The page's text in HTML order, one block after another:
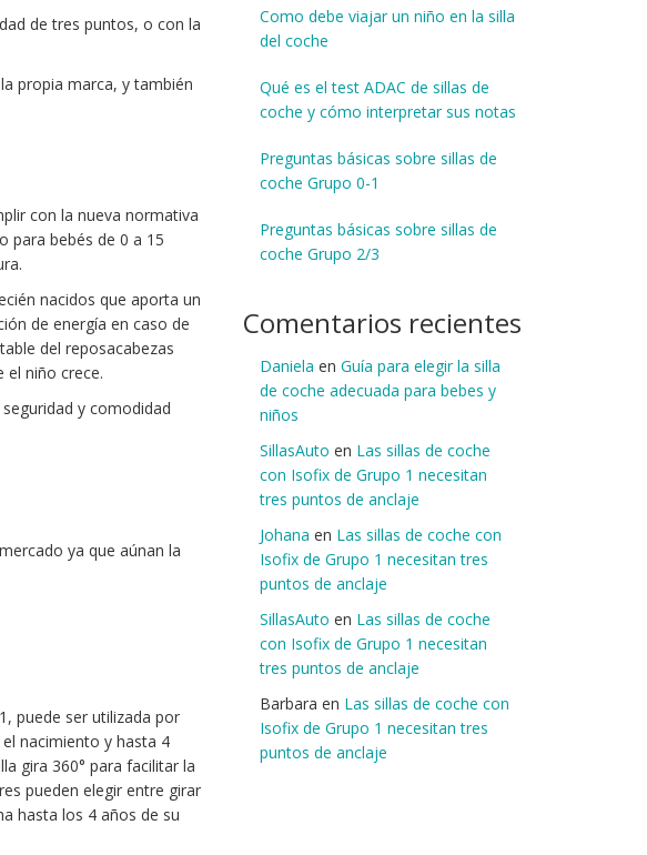
de tres puntos, o con la
propia marca, y también
con la nueva normativa
para bebés de 0 a 15
nacidos que aporta un
de energía en caso de
del reposacabezas
el niño crece.
y comodidad
ya que aúnan la
puede ser utilizada por
nacimiento y hasta 4
gira 360° para facilitar la
pueden elegir entre girar
hasta los 4 años de su
Como debe viajar un niño en la silla
del coche
Qué es el test ADAC de sillas de
coche y cómo interpretar sus notas
Preguntas básicas sobre sillas de
coche Grupo 0-1
Preguntas básicas sobre sillas de
coche Grupo 2/3
Comentarios recientes
Daniela en Guía para elegir la silla
de coche adecuada para bebes y
niños
SillasAuto en Las sillas de coche
con Isofix de Grupo 1 necesitan
tres puntos de anclaje
Johana en Las sillas de coche con
Isofix de Grupo 1 necesitan tres
puntos de anclaje
SillasAuto en Las sillas de coche
con Isofix de Grupo 1 necesitan
tres puntos de anclaje
Barbara en Las sillas de coche con
Isofix de Grupo 1 necesitan tres
puntos de anclaje